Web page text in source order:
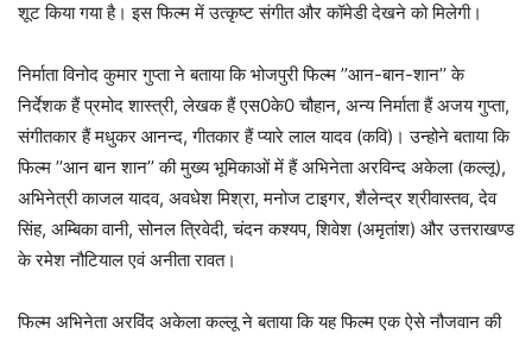
शूट किया गया है। इस फिल्म में उत्कृष्ट संगीत और कॉमेडी देखने को मिलेगी।
निर्माता विनोद कुमार गुप्ता ने बताया कि भोजपुरी फिल्म ’’आन-बान-शान’’ के
निर्देशक हैं प्रमोद शास्त्री, लेखक हैं एस0के0 चौहान, अन्य निर्माता हैं अजय गुप्ता,
संगीतकार हैं मधुकर आनन्द, गीतकार हैं प्यारे लाल यादव (कवि)। उन्होने बताया कि
फिल्म ’’आन बान शान’’ की मुख्य भूमिकाओं में हैं अभिनेता अरविन्द अकेला (कल्लू),
अभिनेत्री काजल यादव, अवधेश मिश्रा, मनोज टाइगर, शैलेन्द्र श्रीवास्तव, देव
सिंह, अम्बिका वानी, सोनल त्रिवेदी, चंदन कश्यप, शिवेश (अमृतांश) और उत्तराखण्ड
के रमेश नौटियाल एवं अनीता रावत।
फिल्म अभिनेता अरविंद अकेला कल्लू ने बताया कि यह फिल्म एक ऐसे नौजवान की